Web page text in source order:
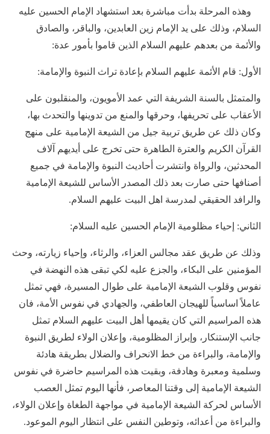
وهذه المرحلة بدأت مباشرة بعد استشهاد الإمام الحسين عليه
السلام، وذلك على يد الإمام زين العابدين، والباقر، والصادق
والأئمة من بعدهم عليهم السلام الذين قاموا بأمور عدة:
الأول: قام الأئمة عليهم السلام بإعادة تراث النبوة والإمامة:
والمتمثل بالسنة الشريفة التي عمد الأمويون، والمنقلبون على
الأعقاب على تحريفها، وحرقها والمنع من تدوينها والتحدث بها،
وكان ذلك عن طريق تربية جيل من الشيعة الإمامية على منهج
القرآن الكريم والعترة الطاهرة حتى تخرج على أيديهم آلاف
المحدثين، والرواة وانتشرت أحاديث النبوة والإمامة في جميع
أصنافها حتى صارت بعد ذلك المصدر الأساس للشيعة الإمامية
والرافد الحقيقي لمدرسة اهل البيت عليهم السلام.
الثاني: إحياء مظلومية الإمام الحسين عليه السلام:
وذلك عن طريق عقد مجالس العزاء، والرثاء، وإحياء زيارته، وحث
المؤمنين على البكاء، والجزع عليه لكي تبقى هذه النهضة في
نفوس وقلوب الشيعة الإمامية على طوال المسيرة، فهي تمثل
عاملاً اساسياً للهيجان العاطفي، والجهادي في نفوس الأمة، فان
هذه المراسيم التي كان يقيمها أهل البيت عليهم السلام تمثل
جانب الإستنكار، وإبراز المظلومية، وإعلان الولاء لطريق النبوة
والإمامة، والبراءة من خط الانحراف والضلال بطريقة هادئة
وسلمية ومعبرة وهادفة، وبقيت هذه المراسيم حاضرة في نفوس
الشيعة الإمامية إلى وقتنا المعاصر، فأنها اليوم تمثل العصب
الأساس لحركة الشيعة الإمامية في مواجهة الطغاة وإعلان الولاء،
والبراءة من أعدائه، وتوطين النفس على انتظار اليوم الموعود.